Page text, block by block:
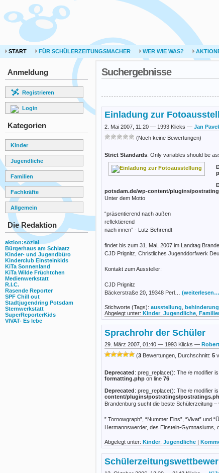
START FÜR SCHÜLERZEITUNGSMACHER WER WIE WAS?
Anmeldung
Registrieren
Login
Kategorien
Kinder
Jugendliche
Familien
Fachkräfte
Allgemein
Die Redaktion
aktion:sozial
Bürgerhaus am Schlaatz
Kinder- und Jugendbüro
Kinderclub Einsteinkids
KiTa Sonnenland
KiTa Wilde Früchtchen
Medienwerkstatt
R.I.C.
Rasende Reporter
SPF Chill out
Stadtjugendring Potsdam
Sternwerkstatt
SuperReporterKids
VIVAT- Es lebe
Suchergebnisse
Einladung zur
2. Mai 2007, 11:20 — 1993 Klicks — Jan
(Noch keine Bewertungen)
Strict Standards: Only variables should be
potsdam.de/wp-content/plugins/
Unter dem Motto
“präsentierend nach außen
reflektierend
nach innen” - Lutz Behrendt
findet bis zum 31. Mai, 2007 im Landtag
CJD Prignitz, Christliches Jugenddorfwerk
Kontakt zum Aussteller:
CJD Prignitz
Bäckerstraße 20, 19348 Perl…
Stichworte (Tags): ausstellung behinderung
Abgelegt unter: Kinder, Jugendliche
Sprachrohr der Schüler
29. März 2007, 01:40 — 1993 Klicks — Robert
(3 Bewertungen, Durchschnitt: 5
Deprecated: preg_replace(): The /e modifier
formatting.php on line 76
Deprecated: preg_replace(): The /e modifier
content/plugins/postratings/
Brandenburg sucht die beste Schülerzeitung
” Tornowgraph”, “Nummer Eins”, “Vivat”
Hermannswerder, des Einstein-Gymnasiums,
Abgelegt unter: Kinder, Jugendliche |